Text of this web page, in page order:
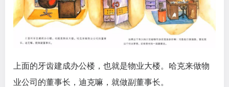
上面的牙齿建成办公楼，也就是物业大楼。哈克来做物
业公司的董事长，迪克嘛，就做副董事长。